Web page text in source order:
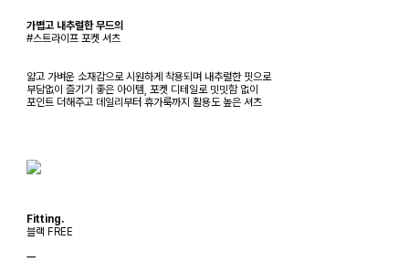
가볍고 내추럴한 무드의
#스트라이프 포켓 셔츠
얇고 가벼운 소재감으로 시원하게 착용되며 내추럴한 핏으로
부담없이 즐기기 좋은 아이템, 포켓 디테일로 밋밋함 없이
포인트 더해주고 데일리부터 휴가룩까지 활용도 높은 셔츠
Fitting.
블랙 FREE
ㅡ